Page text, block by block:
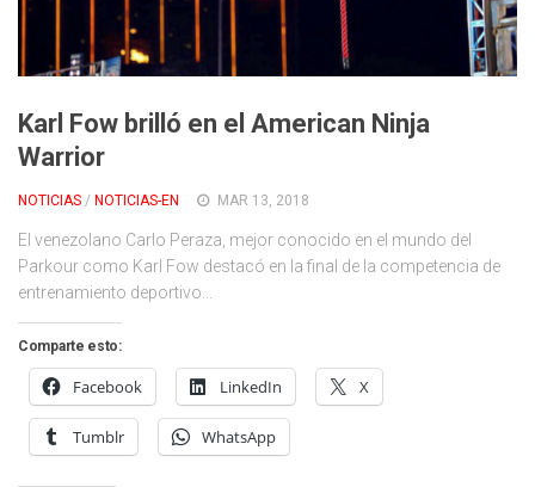
Venezuela
Cambio Climático
Contacto
Karl Fow brilló en el American Ninja
Warrior
NOTICIAS / NOTICIAS-EN MAR 13, 2018
El venezolano Carlo Peraza, mejor conocido en el mundo del
Parkour como Karl Fow destacó en la final de la competencia de
entrenamiento deportivo...
Comparte esto:
Facebook LinkedIn X
Tumblr WhatsApp